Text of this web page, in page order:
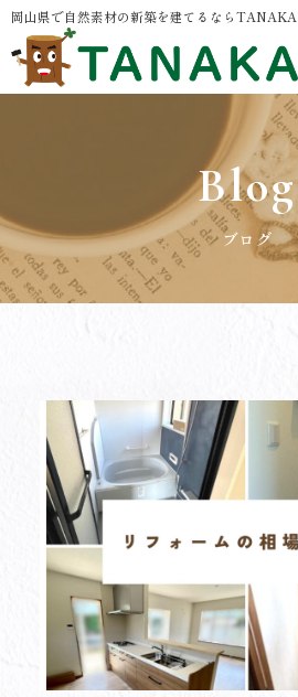
岡山県で自然素材の新築を建てるならTANAKA
Blog
ブログ